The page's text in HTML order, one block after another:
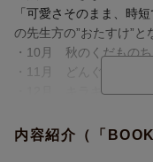
「可愛さそのまま、時
の先生方の”おたすけ”と
・10月 秋のくだもの
・11月 どんぐりころ
・12月 キラキラオー
・2月 節分の置き飾り
内容紹介（「